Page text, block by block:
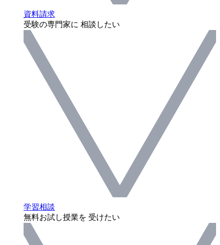
資料請求
受験の専門家に 相談したい
学習相談
無料お試し授業を 受けたい